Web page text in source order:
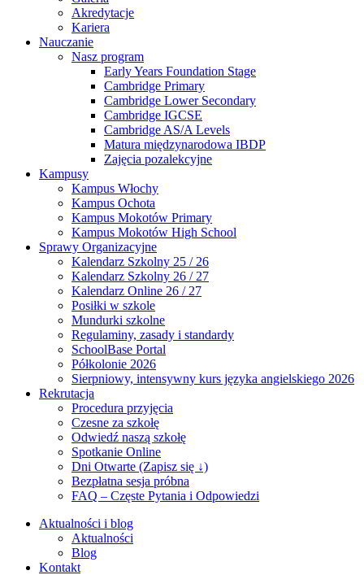
Akredytacje
Kariera
Nauczanie
Nasz program
Early Years Foundation Stage
Cambridge Primary
Cambridge Lower Secondary
Cambridge IGCSE
Cambridge AS/A Levels
Matura międzynarodowa IBDP
Zajęcia pozalekcyjne
Kampusy
Kampus Włochy
Kampus Ochota
Kampus Mokotów Primary
Kampus Mokotów High School
Sprawy Organizacyjne
Kalendarz Szkolny 25 / 26
Kalendarz Szkolny 26 / 27
Kalendarz Online 26 / 27
Posiłki w szkole
Mundurki szkolne
Regulaminy, zasady i standardy
SchoolBase Portal
Półkolonie 2026
Sierpniowy, intensywny kurs języka angielskiego 2026
Rekrutacja
Procedura przyjęcia
Czesne za szkołę
Odwiedź naszą szkołę
Spotkanie Online
Dni Otwarte (Zapisz się ↓)
Bezpłatna sesja próbna
FAQ – Częste Pytania i Odpowiedzi
Aktualności i blog
Aktualności
Blog
Kontakt